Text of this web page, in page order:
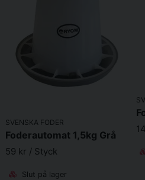
Ja, ni får publicera min
Skicka
SVENSKA FODER
Foderautomat 1,5kg Grå
59 kr / Styck
Slut på lager